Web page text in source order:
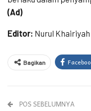
(Ad)
Editor: Nurul Khairiyah
Bagikan
POS SEBELUMNYA